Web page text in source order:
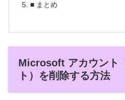
■ まとめ
Microsoft アカウント
ト）を削除する方法